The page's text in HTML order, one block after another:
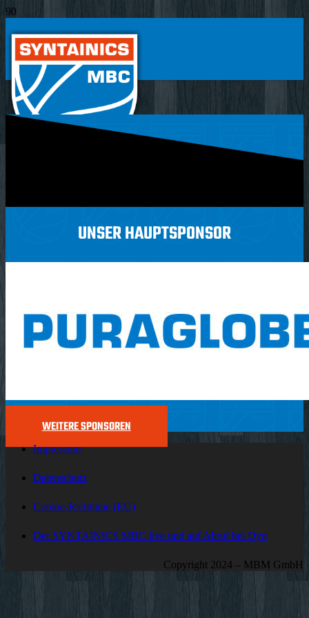
UNSER HAUPTSPONSOR
WEITERE SPONSOREN
Impressum
Datenschutz
Cookie-Richtlinie (EU)
Der SYNTAINICS MBC live und auf Abruf bei Dyn
Copyright 2024 – MBM GmbH